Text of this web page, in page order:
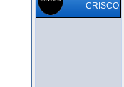
CRISCO